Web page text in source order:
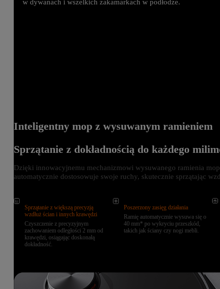
w dywanach i wszelkich zakamarkach w podłodze.
Inteligentny mop z wysuwanym ramieniem
Sprzątanie z dokładnością do każdego
Dzięki innowacyjnemu mechanizmowi wysuwanego ramienia
automatycznie dostosowuje swoje ruchy, skutecznie sprzątając
Sprzątanie z większą precyzją
wzdłuż ścian i innych krawędzi
Czyszczenie z precyzyjnym
zachowaniem odległości 2 mm od
krawędzi, osiągając doskonałą
dokładność.
Poszerzony zasięg działania
Ramię automatycznie wysuwa się o
40 mm* po wykryciu przeszkód,
takich jak ściany czy nogi mebli.